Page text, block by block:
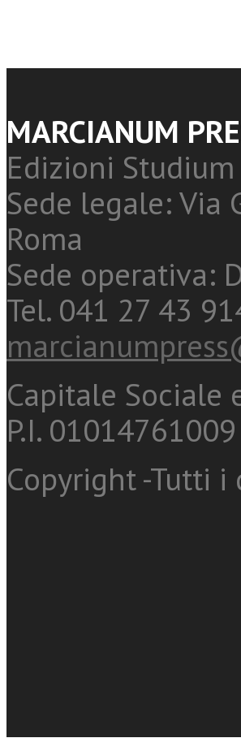
MARCIANUM
Edizioni Studium
Sede legale: Via
Roma
Sede operativa:
Tel. 041 27 43
Capitale Sociale
P.I.
Copyright -Tutti